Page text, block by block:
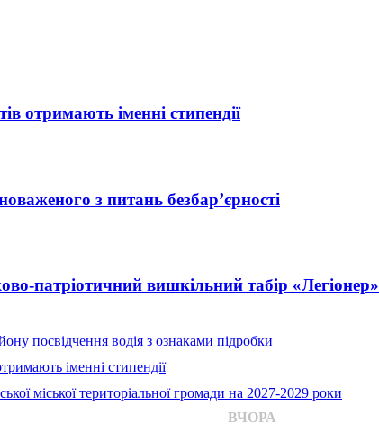
отримають іменні стипендії
з питань безбар’єрності
патріотичний вишкільний табір «Легіонер»
посвідчення водія з ознаками підробки
іменні стипендії
міської територіальної громади на 2027-2029 роки
ВЧОРА